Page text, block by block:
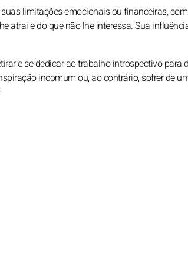
limitações emocionais ou financeiras,
atrai e do que não lhe interessa. Sua
e se dedicar ao trabalho introspectivo para
incomum ou, ao contrário, sofrer de